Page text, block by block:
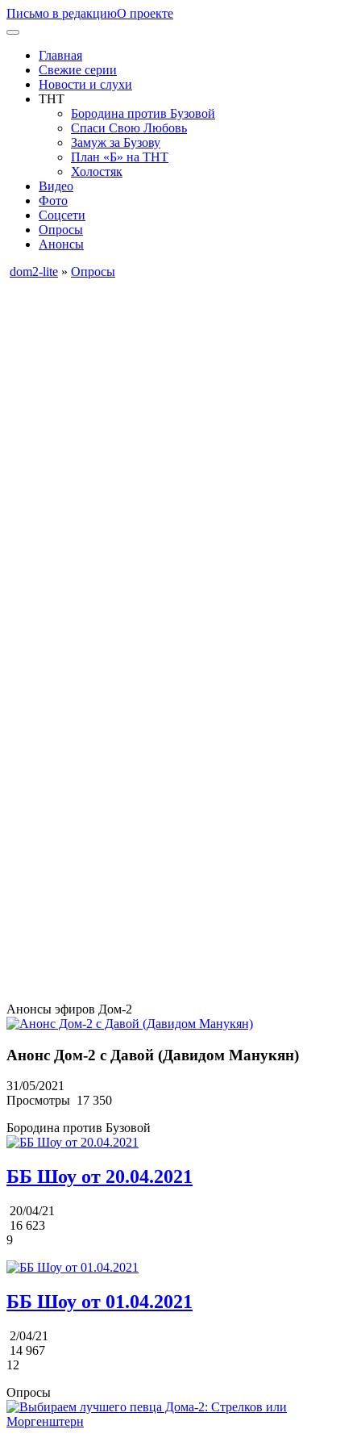
Письмо в редакциюО проекте
Главная
Свежие серии
Новости и слухи
ТНТ
Бородина против Бузовой
Спаси Свою Любовь
Замуж за Бузову
План «Б» на ТНТ
Холостяк
Видео
Фото
Соцсети
Опросы
Анонсы
dom2-lite » Опросы
Анонсы эфиров Дом-2
Анонс Дом-2 с Давой (Давидом Манукян)
31/05/2021
Просмотры 17 350
Бородина против Бузовой
ББ Шоу от 20.04.2021
20/04/21
16 623
9
ББ Шоу от 01.04.2021
2/04/21
14 967
12
Опросы